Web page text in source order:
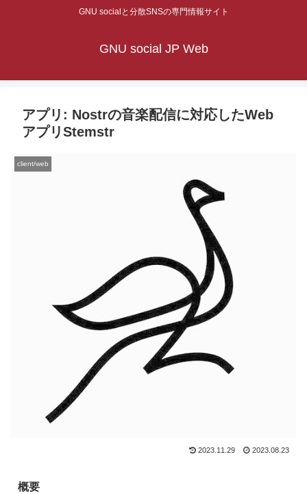
GNU socialと分散SNSの専門情報サイト
GNU social JP Web
アプリ: Nostrの音楽配信に対応したWeb
アプリStemstr
client/web
2023.11.29 2023.08.23
概要